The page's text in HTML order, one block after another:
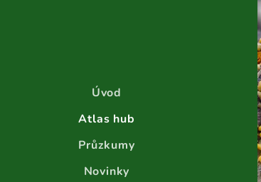
Úvod
Atlas hub
Průzkumy
Novinky